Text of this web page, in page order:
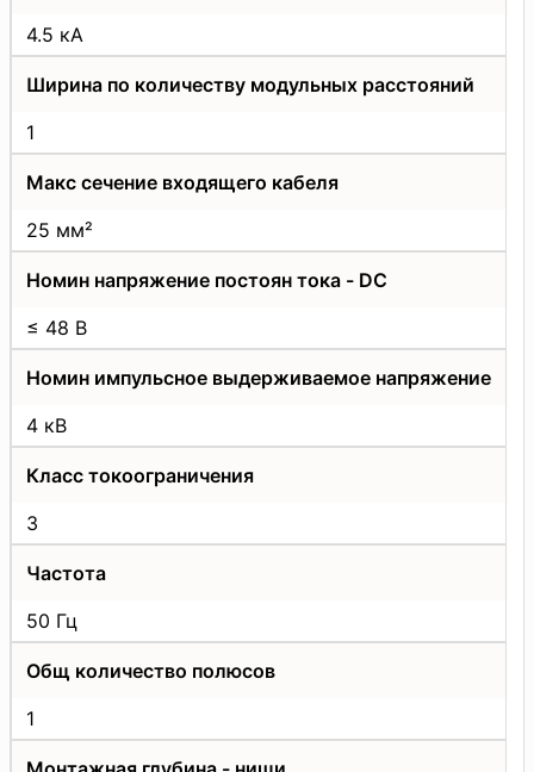
4.5 кА
Ширина по количеству модульных расстояний
1
Макс сечение входящего кабеля
25 мм²
Номин напряжение постоян тока - DC
≤ 48 В
Номин импульсное выдерживаемое напряжение
4 кВ
Класс токоограничения
3
Частота
50 Гц
Общ количество полюсов
1